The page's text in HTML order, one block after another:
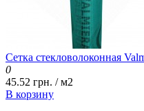
Сетка стекловолоконная
0
45.52 грн. / м2
В корзину